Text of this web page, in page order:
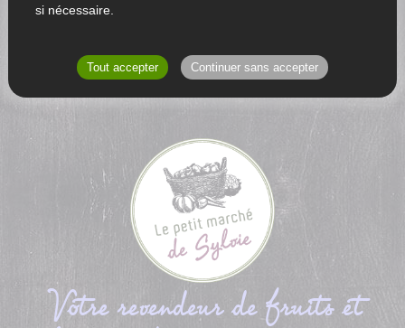
Votre revendeur de fruits et
si nécessaire.
Tout accepter Continuer sans accepter